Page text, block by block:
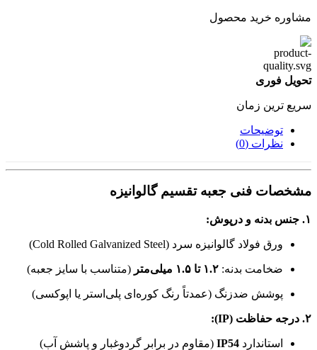
مشاوره خرید محصول
تحویل فوری
سریع ترین زمان
توضیحات
نظرات (0)
مشخصات فنی جعبه تقسیم گالوانیزه
۱. جنس بدنه و درپوش:
ورق فولاد گالوانیزه سرد (Cold Rolled Galvanized Steel)
ضخامت بدنه: ۱.۲ تا ۱.۵ میلی‌متر (متناسب با سایز جعبه)
پوشش ضدزنگ (عمدتاً رنگ کوره‌ای پلی‌استر یا اپوکسی)
۲. درجه حفاظت (IP):
استاندارد IP54 (مقاوم در برابر گردوغبار و پاشش آب)